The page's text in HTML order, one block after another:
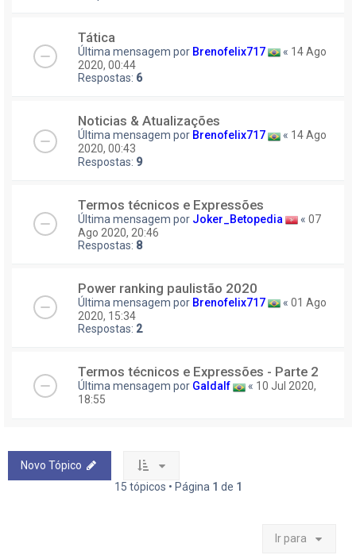
Tática
Última mensagem por Brenofelix717 « 14 Ago
2020, 00:44
Respostas: 6
Noticias & Atualizações
Última mensagem por Brenofelix717 « 14 Ago
2020, 00:43
Respostas: 9
Termos técnicos e Expressões
Última mensagem por Joker_Betopedia « 07
Ago 2020, 20:46
Respostas: 8
Power ranking paulistão 2020
Última mensagem por Brenofelix717 « 01 Ago
2020, 15:34
Respostas: 2
Termos técnicos e Expressões - Parte 2
Última mensagem por Galdalf « 10 Jul 2020,
18:55
Novo Tópico
15 tópicos • Página 1 de 1
Ir para